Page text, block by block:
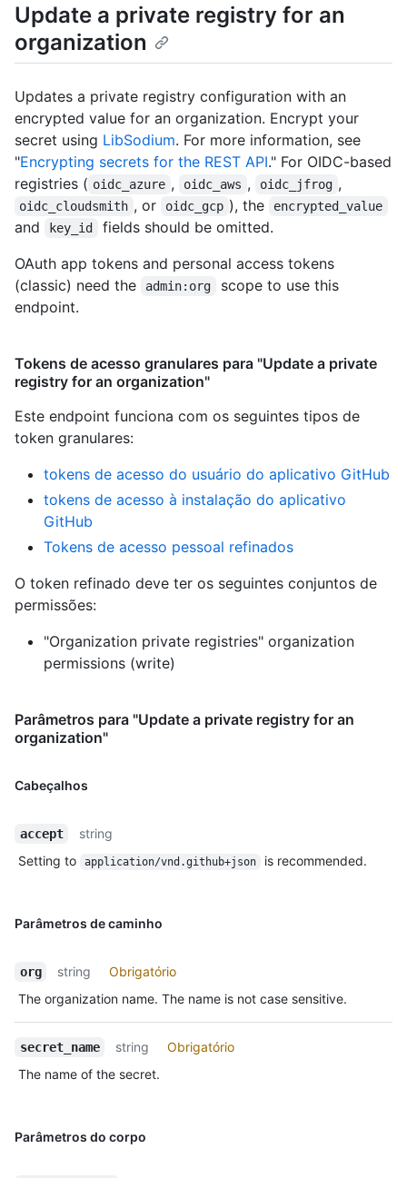
Update a private registry for an
organization
Updates a private registry configuration with an
encrypted value for an organization. Encrypt your
secret using LibSodium. For more information, see
"Encrypting secrets for the REST API." For OIDC-based
registries ( oidc_azure , oidc_aws , oidc_jfrog ,
oidc_cloudsmith , or oidc_gcp ), the encrypted_value
and key_id
fields should be omitted.
OAuth app tokens and personal access tokens
(classic) need the
admin:org
scope to use this
endpoint.
Tokens de acesso granulares para "Update a private
registry for an organization"
Este endpoint funciona com os seguintes tipos de
token granulares:
tokens de acesso do usuário do aplicativo GitHub
tokens de acesso à instalação do aplicativo
GitHub
Tokens de acesso pessoal refinados
O token refinado deve ter os seguintes conjuntos de
permissões:
"Organization private registries" organization
permissions (write)
Parâmetros para "Update a private registry for an
organization"
Cabeçalhos
accept
string
Setting to
application/vnd.github+json is recommended.
Parâmetros de caminho
org string
Obrigatório
The organization name. The name is not case sensitive.
secret_name string
Obrigatório
The name of the secret.
Parâmetros do corpo